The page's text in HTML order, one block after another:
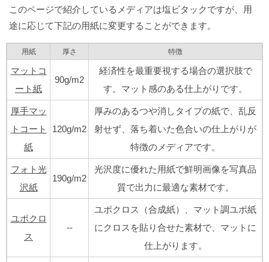
このページで紹介しているメディアは塩ビタックですが、用
途に応じて下記の用紙に変更することができます。
用紙 厚さ 特徴
マットコ
ート紙
90g/m2
経済性を最重要視する場合の選択肢で
す。マット感のある仕上がりです。
厚手マッ
トコート
紙
120g/m2
厚みのあるつや消しタイプの紙で、乱反
射せず、落ち着いた色合いの仕上がりが
特徴のメディアです。
フォト光
沢紙
190g/m2
光沢度に優れた用紙で鮮明画像を写真品
質で出力に最適な素材です。
ユポクロ
ス
--
ユポクロス（合成紙）、マット調ユポ紙
にクロスを貼り合せた素材で、マットに
仕上がります。